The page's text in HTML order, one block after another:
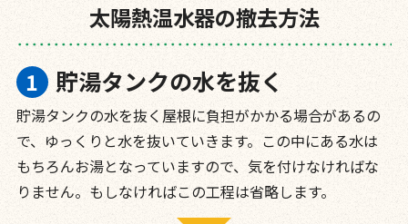
太陽熱温水器の撤去方法
貯湯タンクの水を抜く
貯湯タンクの水を抜く屋根に負担がかかる場合があるの
で、ゆっくりと水を抜いていきます。この中にある水は
もちろんお湯となっていますので、気を付けなければな
りません。もしなければこの工程は省略します。